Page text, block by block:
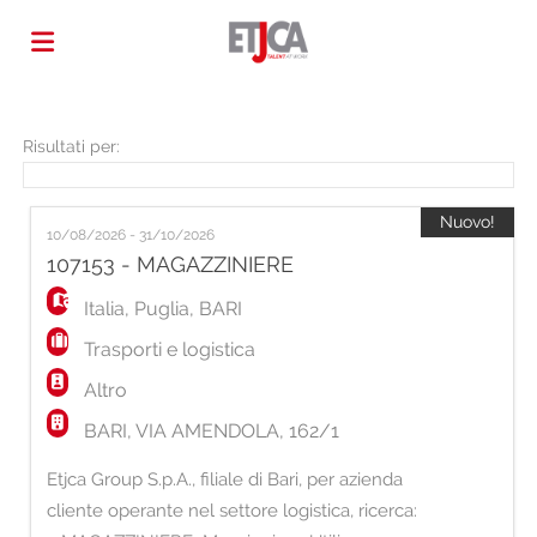
Offerte
Risultati per:
10/08/2026 - 31/10/2026
107153 - MAGAZZINIERE
Italia, Puglia, BARI
Trasporti e logistica
Altro
BARI, VIA AMENDOLA, 162/1
Etjca Group S.p.A., filiale di Bari, per azienda
cliente operante nel settore logistica, ricerca:
Nuovo!